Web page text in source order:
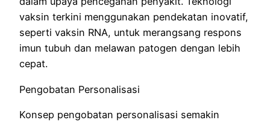
vaksin terkini menggunakan pendekatan inovatif,
seperti vaksin RNA, untuk merangsang respons
imun tubuh dan melawan patogen dengan lebih
cepat.
Pengobatan Personalisasi
Konsep pengobatan personalisasi semakin